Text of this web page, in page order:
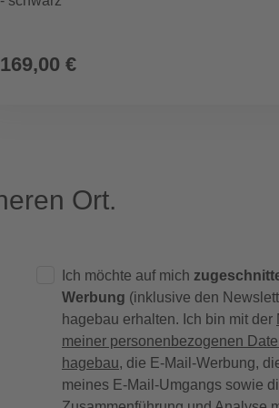
169,00 €
Ort.
Ich möchte auf mich
Werbung (inklusive den
hagebau erhalten. Ich bin mit der
meiner personenbezogenen
hagebau, die E-Mail-Werbung,
meines E-Mail-Umgangs sowie